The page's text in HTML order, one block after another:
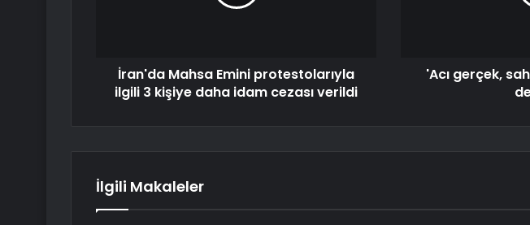
İran'da Mahsa Emini protestolarıyla
ilgili 3 kişiye daha idam cezası verildi
'Acı gerçek,
İlgili Makaleler